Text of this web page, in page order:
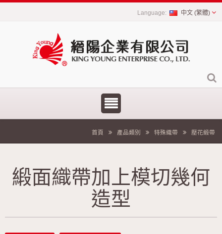
中文 (繁體)
首頁 產品類別 特殊織帶 壓花緞帶
緞面織帶加上模切幾何
造型